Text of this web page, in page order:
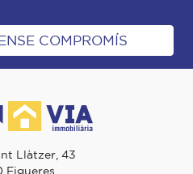
COMPROMÍS
Llàtzer, 43
Figueres